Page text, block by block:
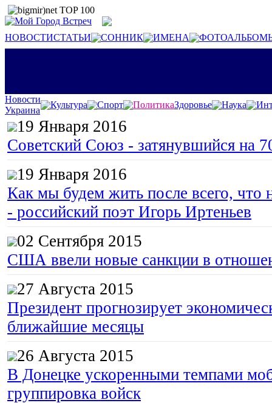
НОВОСТИСТАТЬИ СОННИК ИМЕНА
Новости
Украина
Культура Спорт ПолитикаЗдоровье Наука
19 Января 2016
Советский Союз - затянувшийся на
19 Января 2016
Как мы будем жить после всего, что
- российский поэт Игорь Иртеньев
02 Сентября 2015
США ввели новые санкции в
27 Августа 2015
Президент прогнозирует
ближайшие месяцы
26 Августа 2015
В Донецке ускоренными темпами
группировка войск